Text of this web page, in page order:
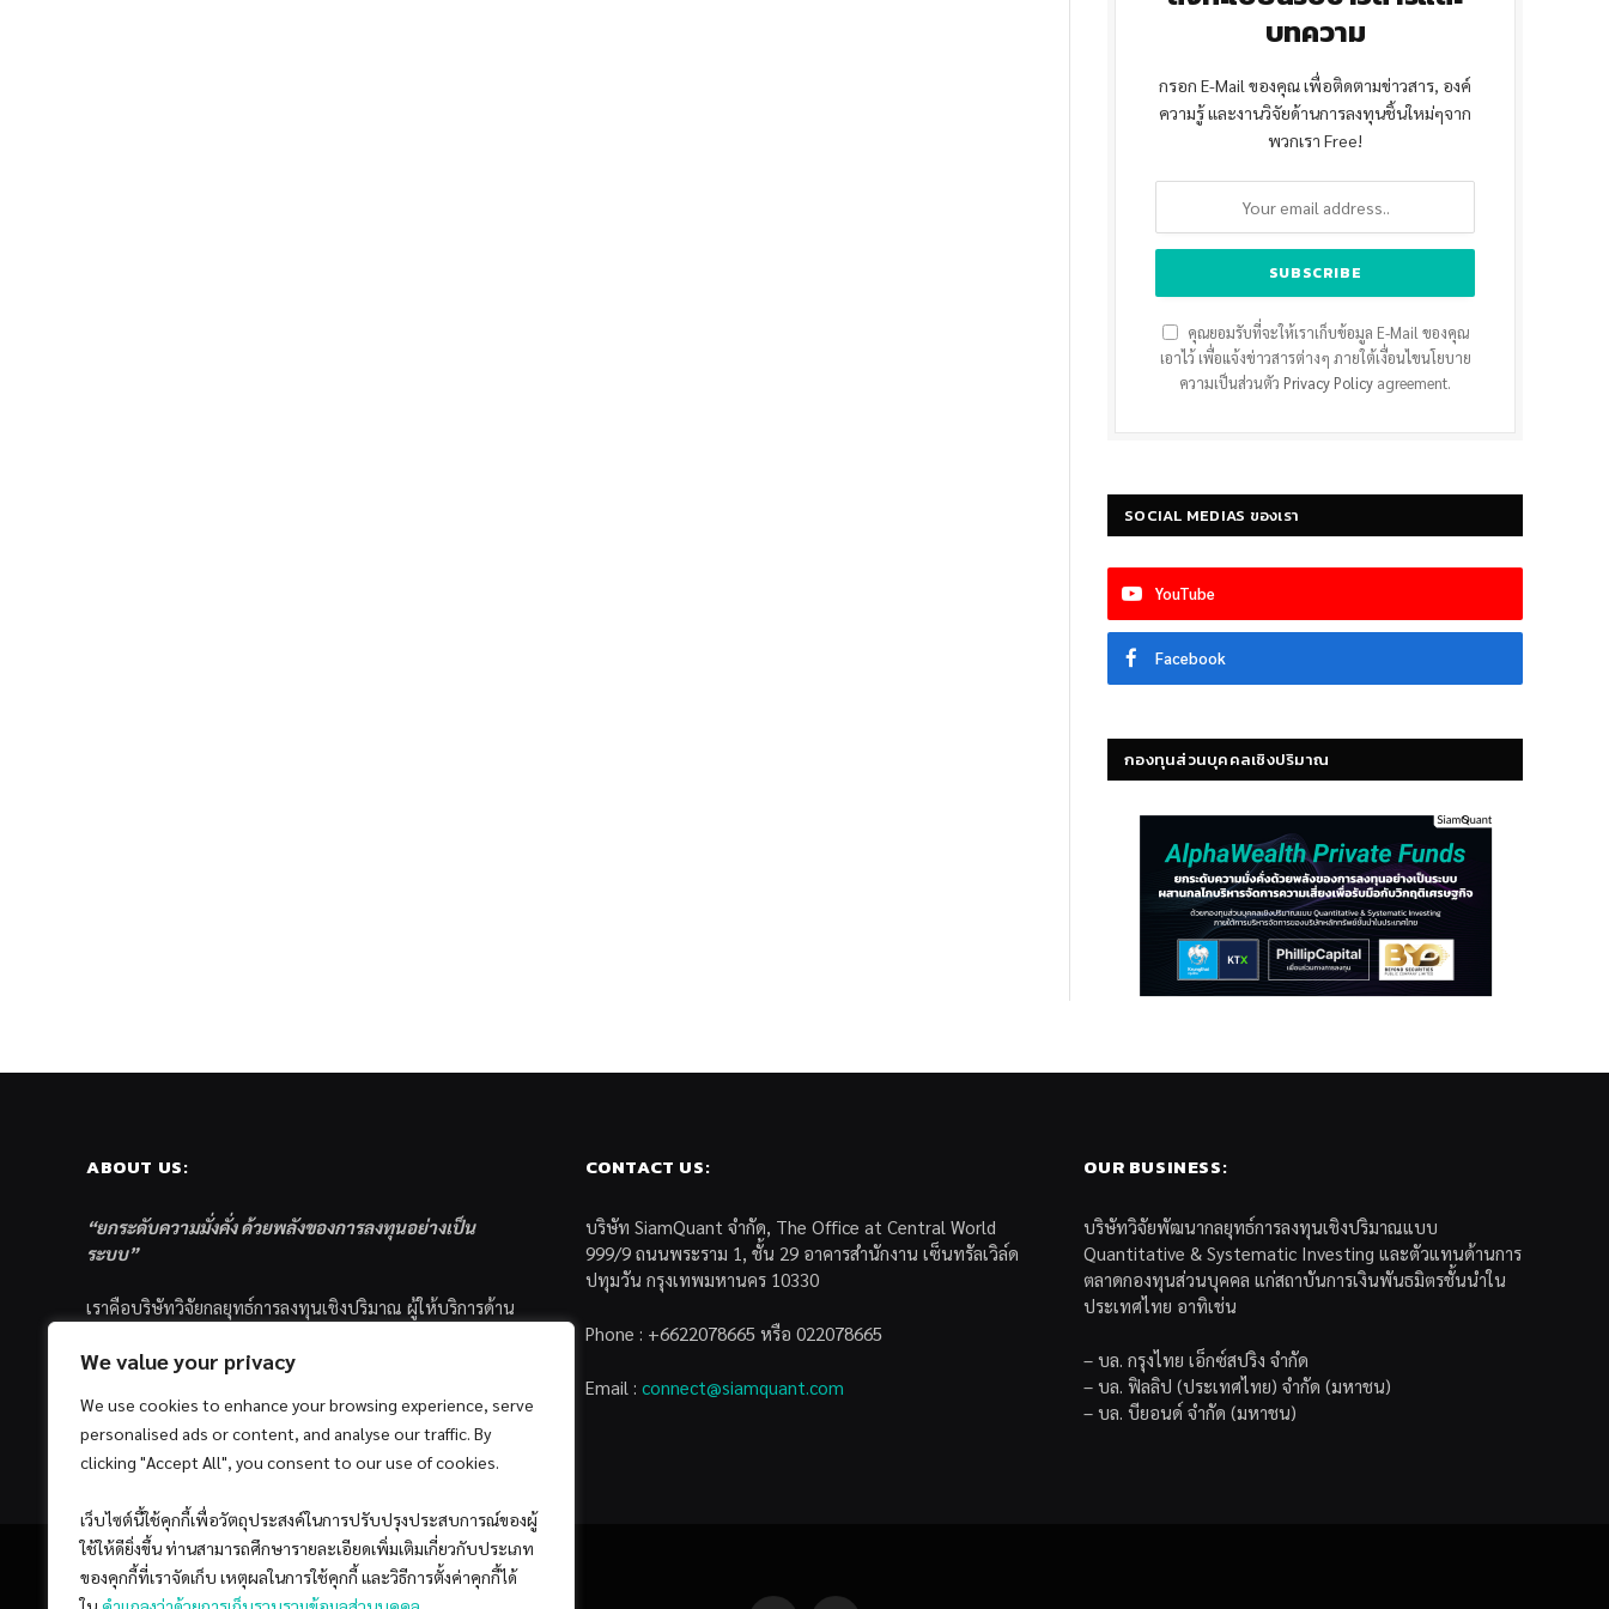
We value your privacy
We use cookies to enhance your browsing experience, serve
personalised ads or content, and analyse our traffic. By
clicking "Accept All", you consent to our use of cookies.
เว็บไซต์นี้ใช้คุกกี้เพื่อวัตถุประสงค์ในการปรับปรุงประสบการณ์ของผู้
ใช้ให้ดียิ่งขึ้น ท่านสามารถศึกษารายละเอียดเพิ่มเติมเกี่ยวกับประเภท
ของคุกกี้ที่เราจัดเก็บ เหตุผลในการใช้คุกกี้ และวิธีการตั้งค่าคุกกี้ได้
บทความ
กรอก E-Mail ของคุณ เพื่อติดตามข่าวสาร, องค์
ความรู้ และงานวิจัยด้านการลงทุนชิ้นใหม่ๆจาก
พวกเรา Free!
คุณยอมรับที่จะให้เราเก็บข้อมูล E-Mail ของคุณ
เอาไว้ เพื่อแจ้งข่าวสารต่างๆ ภายใต้เงื่อนไขนโยบาย
ความเป็นส่วนตัว Privacy Policy agreement.
SOCIAL MEDIAS ของเรา
YouTube
Facebook
กองทุนส่วนบุคคลเชิงปริมาณ
ABOUT US:
“ยกระดับความมั่งคั่ง ด้วยพลังของการลงทุนอย่างเป็น
ระบบ”
เราคือบริษัทวิจัยกลยุทธ์การลงทุนเชิงปริมาณ ผู้ให้บริการด้าน
ส่วนบุคคล ซึ่งมีเป้าหมายที่จะช่วยเหลือให้นักลงทุนไทย
ด้วยแนวคิดและกระบวนการลงทุนอย่างเป็นระบบแบบ
Quantitative & Systematic Investing
CONTACT US:
บริษัท SiamQuant จำกัด, The Office at Central World
999/9 ถนนพระราม 1, ชั้น 29 อาคารสำนักงาน เซ็นทรัลเวิล์ด
ปทุมวัน กรุงเทพมหานคร 10330
Phone : +6622078665 หรือ 022078665
Email : connect@siamquant.com
OUR BUSINESS:
บริษัทวิจัยพัฒนากลยุทธ์การลงทุนเชิงปริมาณแบบ
Quantitative & Systematic Investing และตัวแทนด้านการ
ตลาดกองทุนส่วนบุคคล แก่สถาบันการเงินพันธมิตรชั้นนำใน
ประเทศไทย อาทิเช่น
– บล. กรุงไทย เอ็กซ์สปริง จำกัด
– บล. ฟิลลิป (ประเทศไทย) จำกัด (มหาชน)
– บล. บียอนด์ จำกัด (มหาชน)